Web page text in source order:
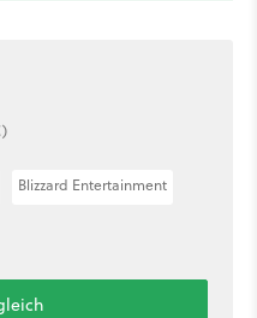
Blizzard Entertainment